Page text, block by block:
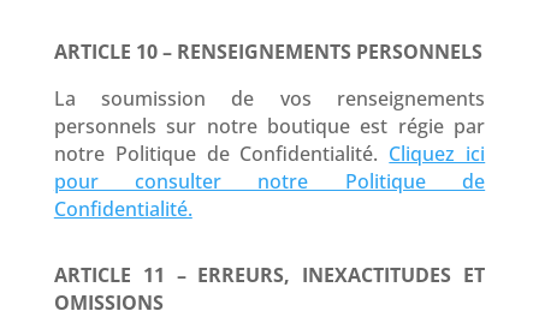
ARTICLE 10 – RENSEIGNEMENTS PERSONNELS
La soumission de vos renseignements
personnels sur notre boutique est régie par
notre Politique de Confidentialité. Cliquez ici
pour consulter notre Politique de
Confidentialité.
ARTICLE 11 – ERREURS, INEXACTITUDES ET
OMISSIONS